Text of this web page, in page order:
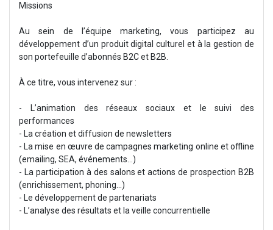
Missions
Au sein de l’équipe marketing, vous participez au
développement d’un produit digital culturel et à la gestion de
son portefeuille d’abonnés B2C et B2B.
À ce titre, vous intervenez sur :
- L’animation des réseaux sociaux et le suivi des
performances
- La création et diffusion de newsletters
- La mise en œuvre de campagnes marketing online et offline
(emailing, SEA, événements…)
- La participation à des salons et actions de prospection B2B
(enrichissement, phoning...)
- Le développement de partenariats
- L’analyse des résultats et la veille concurrentielle